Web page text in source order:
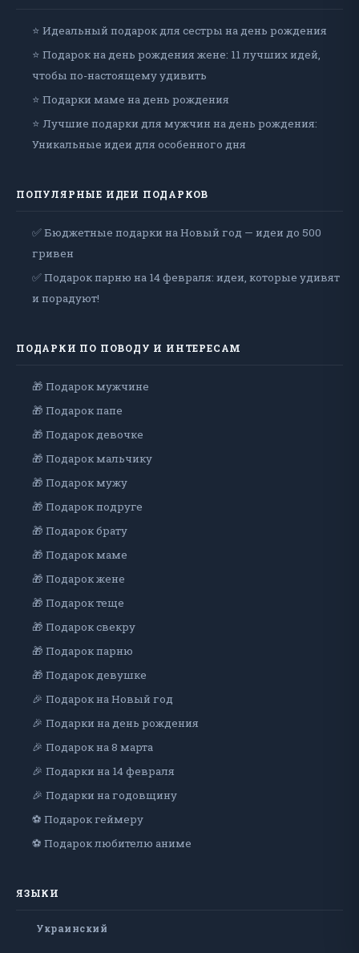
⭐ Идеальный подарок для сестры на день рождения
⭐ Подарок на день рождения жене: 11 лучших идей,
чтобы по-настоящему удивить
⭐ Подарки маме на день рождения
⭐ Лучшие подарки для мужчин на день рождения:
Уникальные идеи для особенного дня
ПОПУЛЯРНЫЕ ИДЕИ ПОДАРКОВ
✅ Бюджетные подарки на Новый год — идеи до 500
гривен
✅ Подарок парню на 14 февраля: идеи, которые удивят
и порадуют!
ПОДАРКИ ПО ПОВОДУ И ИНТЕРЕСАМ
🎁 Подарок мужчине
🎁 Подарок папе
🎁 Подарок девочке
🎁 Подарок мальчику
🎁 Подарок мужу
🎁 Подарок подруге
🎁 Подарок брату
🎁 Подарок маме
🎁 Подарок жене
🎁 Подарок теще
🎁 Подарок свекру
🎁 Подарок парню
🎁 Подарок девушке
🎉 Подарок на Новый год
🎉 Подарки на день рождения
🎉 Подарок на 8 марта
🎉 Подарки на 14 февраля
🎉 Подарки на годовщину
⚽ Подарок геймеру
⚽ Подарок любителю аниме
ЯЗЫКИ
Украинский